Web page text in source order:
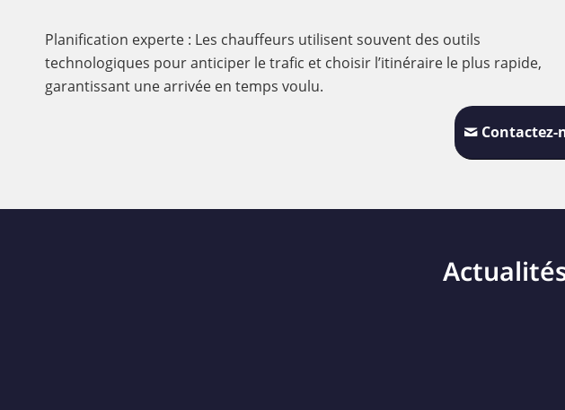
Planification experte : Les chauffeurs utilisent souvent des outils
technologiques pour anticiper le trafic et choisir l’itinéraire le plus rapide,
garantissant une arrivée en temps voulu.
Contactez-